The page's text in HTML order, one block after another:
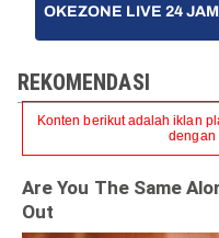
OKEZONE LIVE 24 JAM